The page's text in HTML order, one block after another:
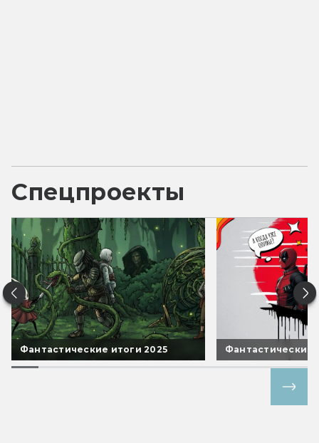
Спецпроекты
Фантастические итоги 2025 Фантастические